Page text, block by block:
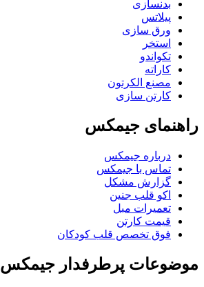
بدنسازی
پیلاتس
ورق سازی
استخر
تکواندو
کاراته
مصنع الکرتون
کارتن سازی
راهنمای جیمکس
درباره جیمکس
تماس با جیمکس
گزارش مشکل
اکو قلب جنین
تعمیرات مبل
قیمت کارتن
فوق تخصص قلب کودکان
موضوعات پرطرفدار جیمکس